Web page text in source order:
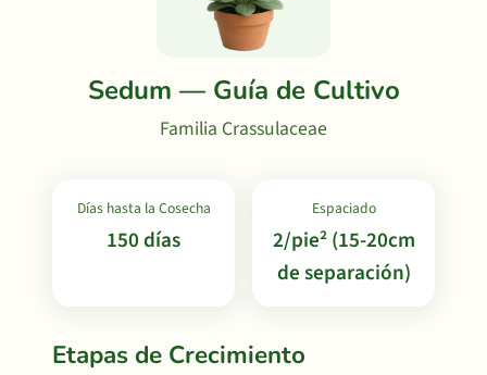
Sedum — Guía de Cultivo
Familia Crassulaceae
Días hasta la Cosecha
150 días
Espaciado
2/pie² (15-20cm
de separación)
Etapas de Crecimiento